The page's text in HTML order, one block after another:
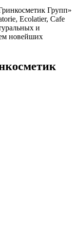
Групп»
Ecolatier, Cafe
и
новейших